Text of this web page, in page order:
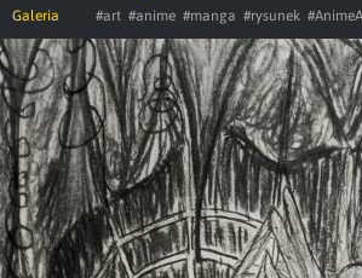
Galeria #art #anime #manga #rysunek